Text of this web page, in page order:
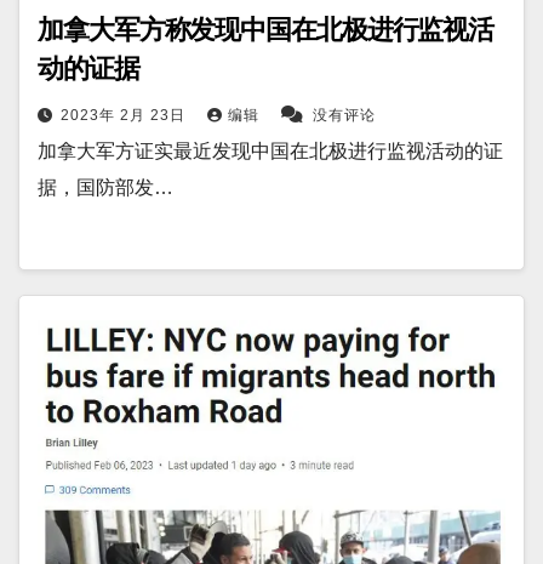
加拿大军方称发现中国在北极进行监视活
动的证据
2023年 2月 23日 编辑 没有评论
加拿大军方证实最近发现中国在北极进行监视活动的证
据，国防部发…